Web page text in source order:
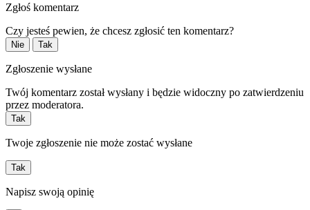
Zgłoś komentarz
Czy jesteś pewien, że chcesz zgłosić ten komentarz?
Nie Tak
Zgłoszenie wysłane
Twój komentarz został wysłany i będzie widoczny po zatwierdzeniu
przez moderatora.
Tak
Twoje zgłoszenie nie może zostać wysłane
Tak
Napisz swoją opinię